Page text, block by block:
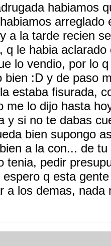
habiamos
a la tarde recien
q le habia
lo vendio, por lo
bien :D y de paso
estaba fisurada,
me lo dijo hasta
y si no te dabas
bien supongo
a la con... de
tenia, pedir
q esta
a los demas, nada